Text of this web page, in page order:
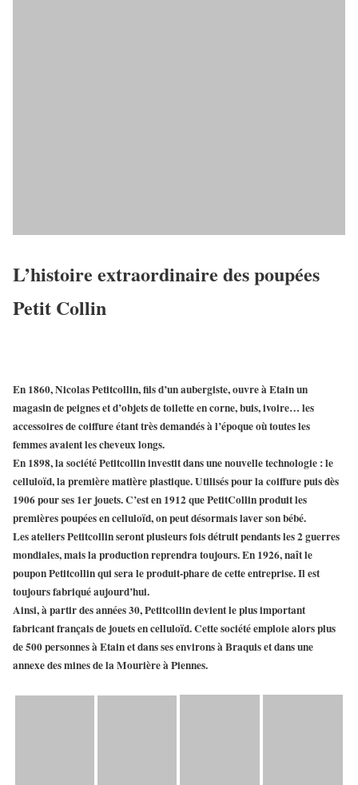
L’histoire extraordinaire des poupées
Petit Collin
En 1860,Nicolas Petitcollin, fils d’un aubergiste, ouvre à Etain un
magasin de peignes et d’objets de toilette en corne, buis, ivoire… les
accessoires de coiffure étant très demandés à l’époque où toutes les
femmes avaient les cheveux longs.
En 1898, lasociété Petitcollininvestit dans une nouvelle technologie : le
celluloïd, la première matière plastique. Utilisés pour la coiffure puis dès
1906 pour ses 1er jouets. C’est en 1912 que PetitCollin produit les
premières poupées en celluloïd, on peut désormais laver son bébé.
Lesateliers Petitcollinseront plusieurs fois détruit pendants les 2 guerres
mondiales, mais la production reprendra toujours. En 1926, naît le
poupon Petitcollinqui sera le produit-phare de cette entreprise. Il est
toujours fabriqué aujourd’hui.
Ainsi, à partir des années 30,Petitcollindevient le plus important
fabricant français de jouets en celluloïd. Cette société emploie alors plus
de 500 personnes àEtainet dans ses environs à Braquis et dans une
annexe des mines de la Mourière àPiennes.